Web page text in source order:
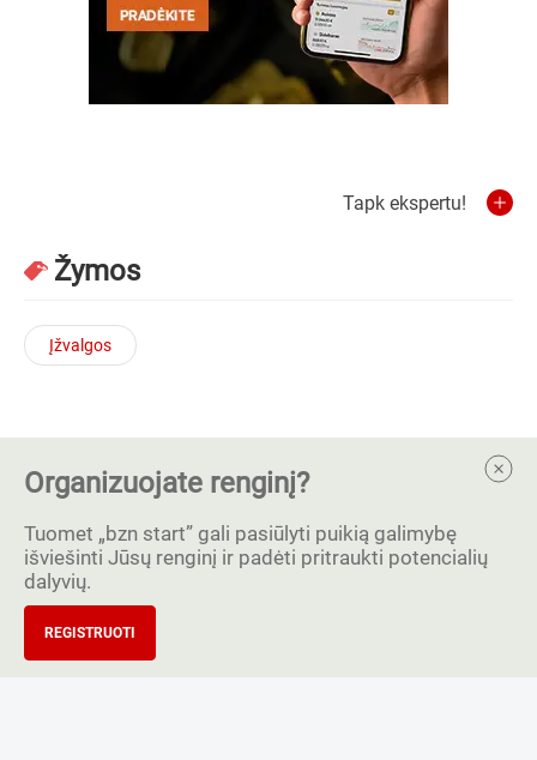
Tapk ekspertu!
Žymos
Įžvalgos
Organizuojate renginį?
Tuomet „bzn start” gali pasiūlyti puikią galimybę
išviešinti Jūsų renginį ir padėti pritraukti potencialių
dalyvių.
REGISTRUOTI